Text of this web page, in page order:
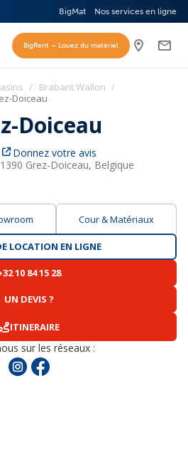
BigMat Nos services en ligne
BigRent – Louez du matériel
Brabant Wallon
Doiceau
Doiceau
Donnez votre avis
1390 Grez-Doiceau, Belgique
Cour & Matériaux
LOCATION EN LIGNE
10 84 15 28
UN DEVIS ?
ITINERAIRE
sur les réseaux :